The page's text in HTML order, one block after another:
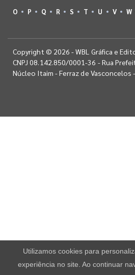
O
P Q R S T U V W
Copyright © 2026 - WBL Gráfica e
CNPJ 08.142.850/0001-36 - Rua
Núcleo Itaim - Ferraz de Vasconcelos
Utilizamos cookies para
experiência no site. Ao continuar